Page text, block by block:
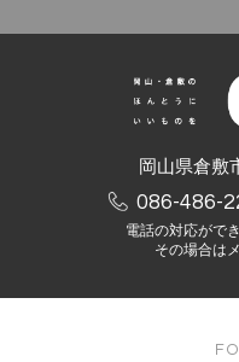
岡山県倉敷
086-486-
電話の対応がで
その場合は